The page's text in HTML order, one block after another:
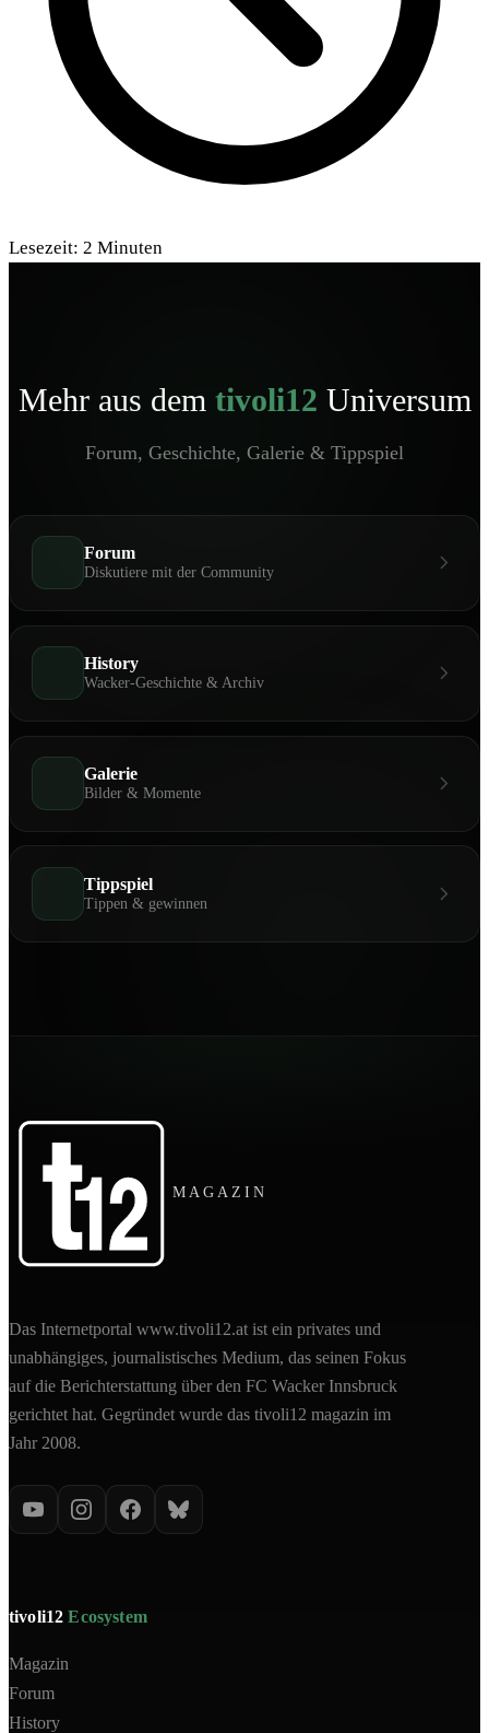
Lesezeit: 2 Minuten
Mehr aus dem tivoli12 Universum
Forum, Geschichte, Galerie & Tippspiel
Forum
Diskutiere mit der Community
History
Wacker-Geschichte & Archiv
Galerie
Bilder & Momente
Tippspiel
Tippen & gewinnen
MAGAZIN
Das Internetportal www.tivoli12.at ist ein privates und
unabhängiges, journalistisches Medium, das seinen Fokus
auf die Berichterstattung über den FC Wacker Innsbruck
gerichtet hat. Gegründet wurde das tivoli12 magazin im
Jahr 2008.
tivoli12Ecosystem
Magazin
Forum
History